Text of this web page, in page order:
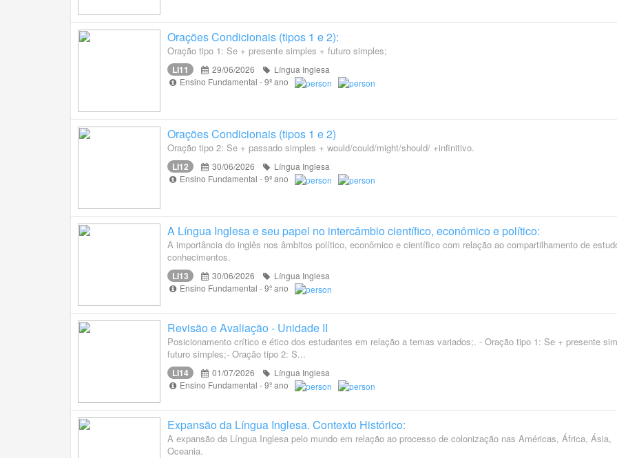
Orações Condicionais (tipos 1 e 2):
Oração tipo 1: Se + presente simples + futuro simples;
LI11 29/06/2026
Língua Inglesa
Ensino Fundamental - 9º ano
Orações Condicionais (tipos 1 e 2)
Oração tipo 2: Se + passado simples + would/could/might/should/ +infinitivo.
LI12 30/06/2026
Língua Inglesa
Ensino Fundamental - 9º ano
A Língua Inglesa e seu papel no intercâmbio científico, econômico e político:
A importância do inglês nos âmbitos político, econômico e científico com relação ao compartilhamento de
conhecimentos.
LI13 30/06/2026
Língua Inglesa
Ensino Fundamental - 9º ano
Revisão e Avaliação - Unidade II
Posicionamento crítico e ético dos estudantes em relação a temas variados;. - Oração tipo 1: Se + presente
futuro simples;- Oração tipo 2: S...
LI14 01/07/2026
Língua Inglesa
Ensino Fundamental - 9º ano
Expansão da Língua Inglesa. Contexto Histórico:
A expansão da Língua Inglesa pelo mundo em relação ao processo de colonização nas Américas, África, Ásia,
Oceania.